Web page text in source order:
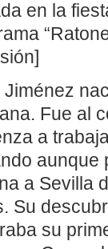
en la
Jiménez
Fue al
a
a Sevilla
Su
su